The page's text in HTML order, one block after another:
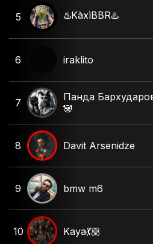
5 ♨️KàxìBBR♨️
6 iraklito
7
Панда
🐼
8 Davit Arsenidze
9 bmw m6
10 Kaya💃🏼